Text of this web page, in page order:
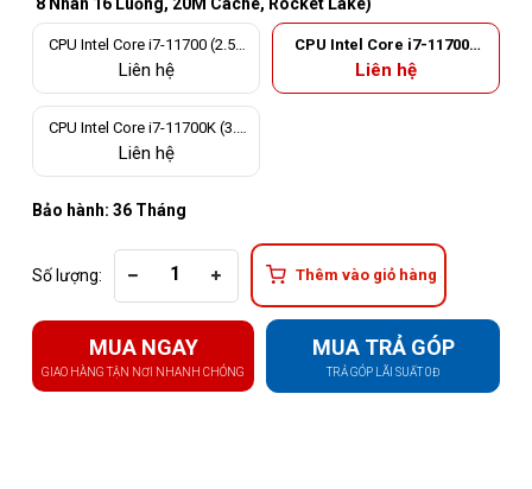
CPU Intel Core i7-11700 (2.50
GHz Turbo Up To 4.90GHz, 8
Nhân 16 Luồng, 20M Cache, R
ocket Lake)
Liên hệ
CPU Intel Core i7-11700F
(2.50GHz Turbo Up To 4.90
GHz, 8 Nhân 16 Luồng, 20M
Cache, Rocket Lake)
Liên hệ
CPU Intel Core i7-11700K (3.6
0GHz Turbo Up To 5.00GHz, 8
Nhân 16 Luồng, 20M Cache, R
ocket Lake)
Liên hệ
Bảo hành: 36 Tháng
Số lượng: Thêm vào giỏ hàng
MUA NGAY
GIAO HÀNG TẬN NƠI NHANH CHÓNG
MUA TRẢ GÓP
TRẢ GÓP LÃI SUẤT 0Đ